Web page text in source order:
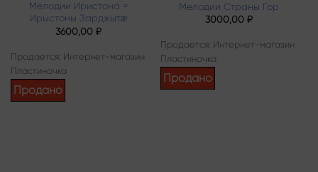
Мелодии Иристона =
Ирыстоны Зарджытӕ
3600,00₽
Продается: Интернет-магазин
Пластиночка
Продано
Мелодии Страны Гор
3000,00 ₽
Продается: Интернет-магазин
Пластиночка
Продано